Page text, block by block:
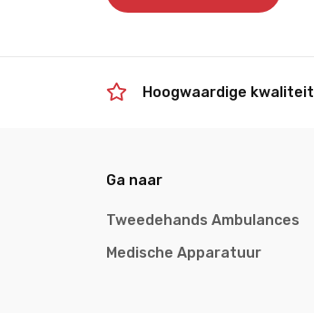
Hoogwaardige kwaliteit
Ga naar
Tweedehands Ambulances
Medische Apparatuur